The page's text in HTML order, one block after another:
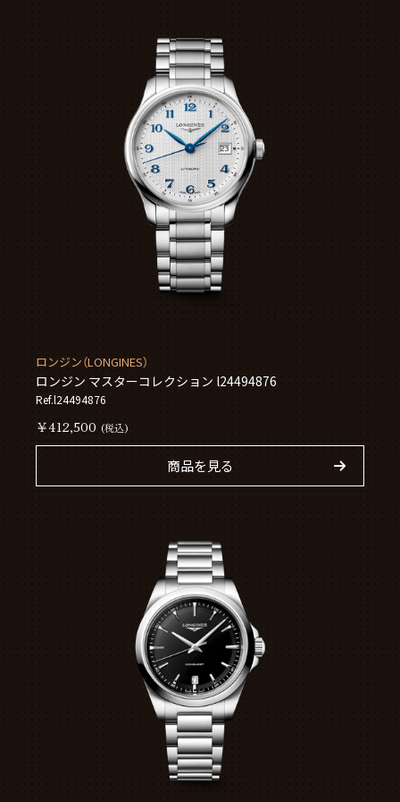
ロンジン（LONGINES）
ロンジン マスターコレクション l24494876
Ref.l24494876
￥412,500 (税込)
商品を見る